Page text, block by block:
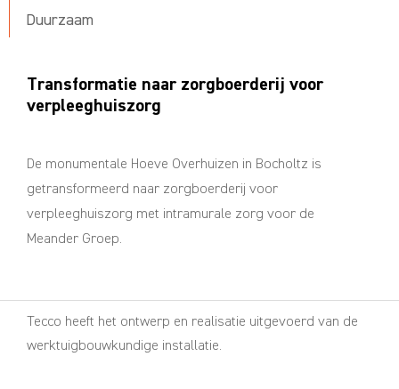
Duurzaam
Transformatie naar zorgboerderij voor
verpleeghuiszorg
De monumentale Hoeve Overhuizen in Bocholtz is
getransformeerd naar zorgboerderij voor
verpleeghuiszorg met intramurale zorg voor de
Meander Groep.
Tecco heeft het ontwerp en realisatie uitgevoerd van de
werktuigbouwkundige installatie.